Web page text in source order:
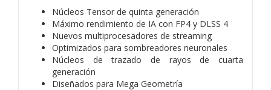
Núcleos Tensor de quinta generación
Máximo rendimiento de IA con FP4 y DLSS 4
Nuevos multiprocesadores de streaming
Optimizados para sombreadores neuronales
Núcleos de trazado de rayos de cuarta
generación
Diseñados para Mega Geometría